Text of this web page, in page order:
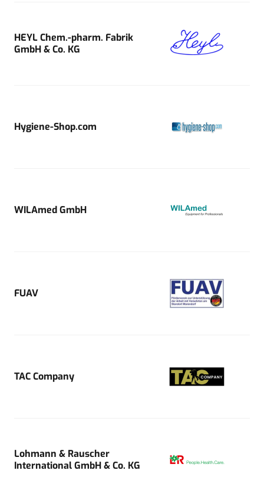
HEYL Chem.-pharm. Fabrik
GmbH & Co. KG
Hygiene-Shop.com
WILAmed GmbH
FUAV
TAC Company
Lohmann & Rauscher
International GmbH & Co. KG